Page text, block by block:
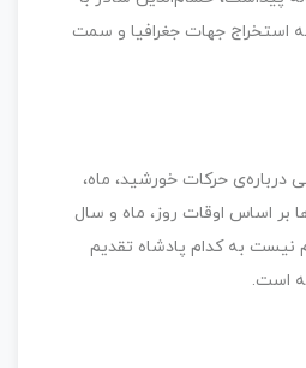
استخراج جهات جغرافیا و سمت
حرکات خورشید، ماه،
بر اساس اوقات روز، ماه و سال
نیست به کدام پادشاه تقدیم
است.